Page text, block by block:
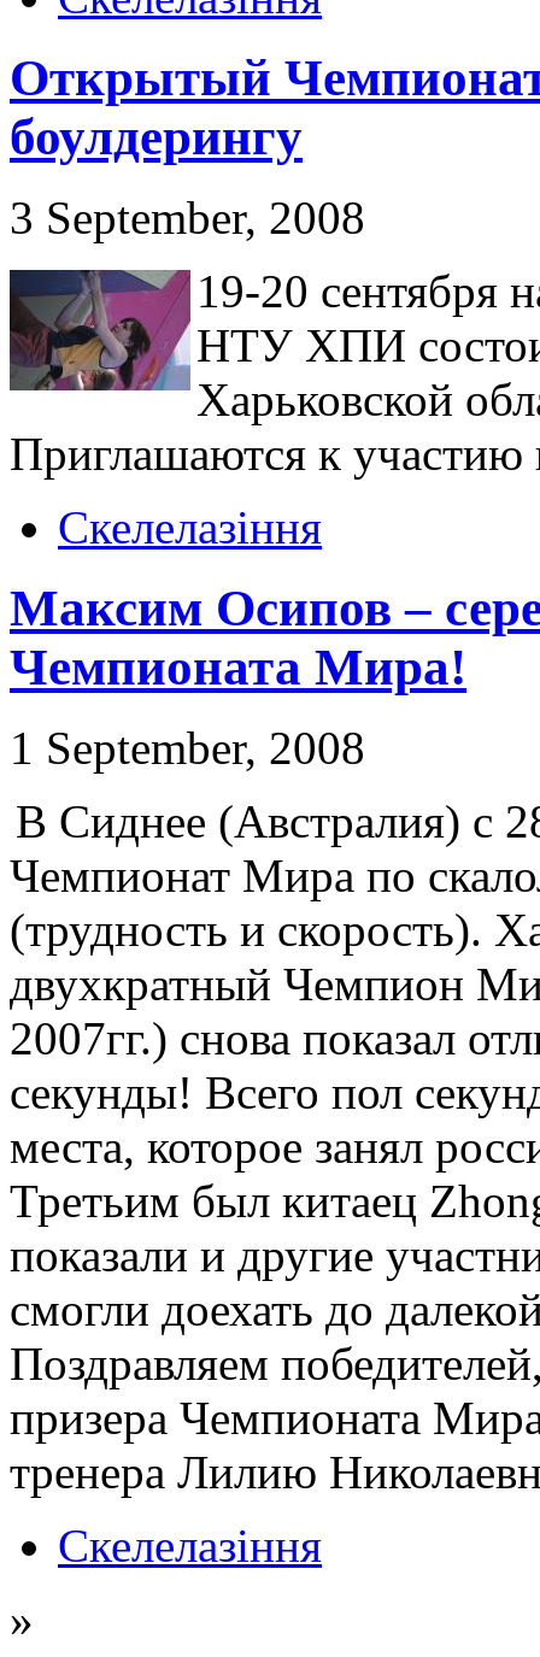
Открытый
боулдерингу
3 September, 2008
19-20 сентября
НТУ ХПИ
Харьковской
Приглашаются к
Скелелазіння
Максим Осипов –
Чемпионата Мира!
1 September, 2008
В Сиднее (Австралия) с
Чемпионат Мира по
(трудность и скорость).
двухкратный Чемпион
2007гг.) снова показал
секунды! Всего пол
места, которое занял
Третьим был китаец
показали и другие
смогли доехать до
Поздравляем
призера Чемпионата
тренера Лилию
Скелелазіння
»